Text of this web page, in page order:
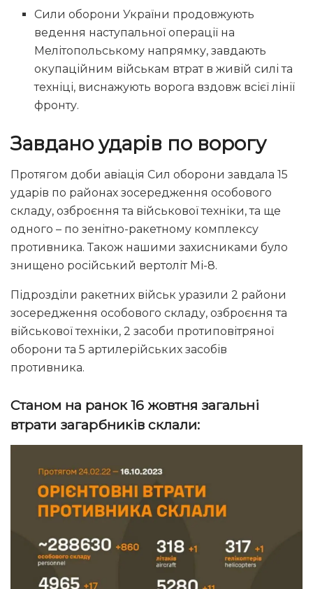
Сили оборони України продовжують
ведення наступальної операції на
Мелітопольському напрямку, завдають
окупаційним військам втрат в живій силі та
техніці, виснажують ворога вздовж всієї лінії
фронту.
Завдано ударів по ворогу
Протягом доби авіація Сил оборони завдала 15
ударів по районах зосередження особового
складу, озброєння та військової техніки, та ще
одного – по зенітно-ракетному комплексу
противника. Також нашими захисниками було
знищено російський вертоліт Мі-8.
Підрозділи ракетних військ уразили 2 райони
зосередження особового складу, озброєння та
військової техніки, 2 засоби протиповітряної
оборони та 5 артилерійських засобів
противника.
Станом на ранок 16 жовтня загальні
втрати загарбників склали: